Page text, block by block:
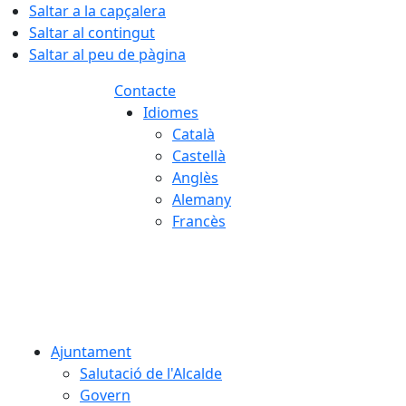
Saltar a la capçalera
Saltar al contingut
Saltar al peu de pàgina
Contacte
Idiomes
Català
Castellà
Anglès
Alemany
Francès
Ajuntament
Salutació de l'Alcalde
Govern